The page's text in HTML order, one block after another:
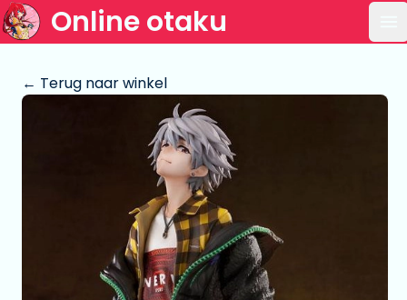
Online otaku
← Terug naar winkel